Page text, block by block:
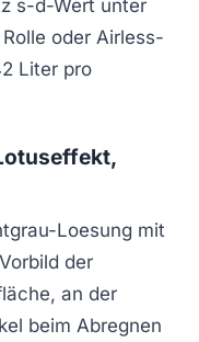
s-d-Wert unter
oder Airless-
Liter pro
Loesung mit
der
an der
beim Abregnen